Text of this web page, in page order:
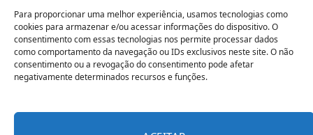
Para proporcionar uma melhor experiência, usamos tecnologias como
cookies para armazenar e/ou acessar informações do dispositivo. O
consentimento com essas tecnologias nos permite processar dados
como comportamento da navegação ou IDs exclusivos neste site. O não
consentimento ou a revogação do consentimento pode afetar
negativamente determinados recursos e funções.
accidents can happen in seconds, but their
financial consequences can last for years.…